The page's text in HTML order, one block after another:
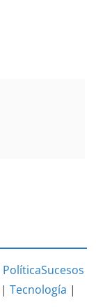
PolíticaSucesos
| Tecnología |